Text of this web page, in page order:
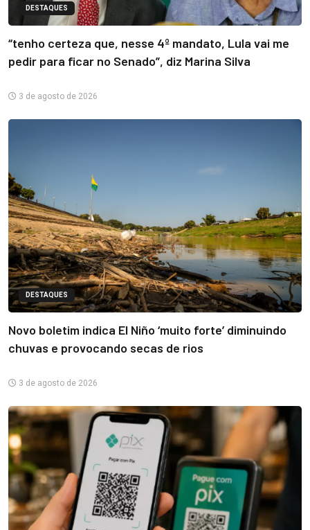
DESTAQUES
“tenho certeza que, nesse 4º mandato, Lula vai me
pedir para ficar no Senado”, diz Marina Silva
3 de agosto de 2026
DESTAQUES
Novo boletim indica El Niño ‘muito forte’ diminuindo
chuvas e provocando secas de rios
3 de agosto de 2026